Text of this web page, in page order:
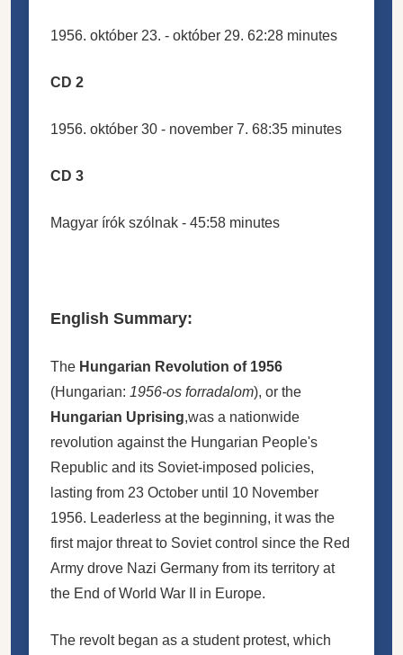
1956. október 23. - október 29. 62:28 minutes
CD 2
1956. október 30 - november 7. 68:35 minutes
CD 3
Magyar írók szólnak - 45:58 minutes
English Summary:
The Hungarian Revolution of 1956
(Hungarian: 1956-os forradalom), or the
Hungarian Uprising,was a nationwide
revolution against the Hungarian People's
Republic and its Soviet-imposed policies,
lasting from 23 October until 10 November
1956. Leaderless at the beginning, it was the
first major threat to Soviet control since the Red
Army drove Nazi Germany from its territory at
the End of World War II in Europe.
The revolt began as a student protest, which